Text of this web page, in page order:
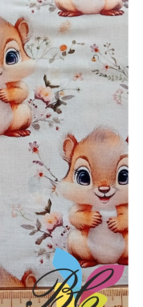
through
13.25€